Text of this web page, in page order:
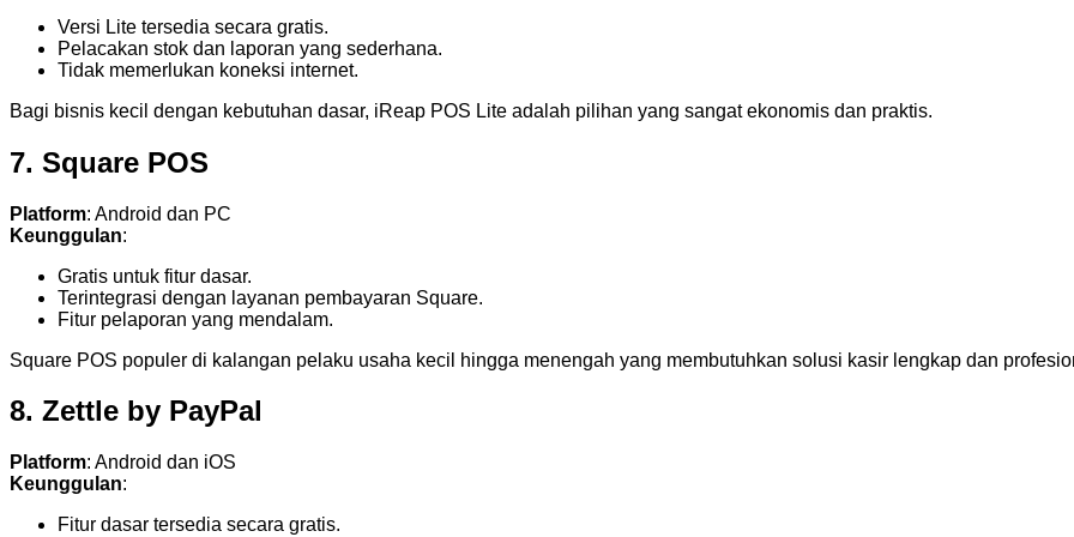
Versi Lite tersedia secara gratis.
Pelacakan stok dan laporan yang sederhana.
Tidak memerlukan koneksi internet.
Bagi bisnis kecil dengan kebutuhan dasar, iReap POS Lite adalah pilihan yang sangat ekonomis dan praktis.
7. Square POS
Platform: Android dan PC
Keunggulan:
Gratis untuk fitur dasar.
Terintegrasi dengan layanan pembayaran Square.
Fitur pelaporan yang mendalam.
Square POS populer di kalangan pelaku usaha kecil hingga menengah yang membutuhkan solusi kasir lengkap dan
8. Zettle by PayPal
Platform: Android dan iOS
Keunggulan:
Fitur dasar tersedia secara gratis.